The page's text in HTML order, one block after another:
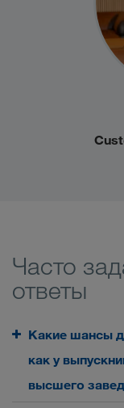
Часто
ответы
Какие шансы
как у
высшего